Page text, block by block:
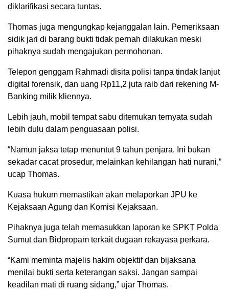
diklarifikasi secara tuntas.
Thomas juga mengungkap kejanggalan lain. Pemeriksaan
sidik jari di barang bukti tidak pernah dilakukan meski
pihaknya sudah mengajukan permohonan.
Telepon genggam Rahmadi disita polisi tanpa tindak lanjut
digital forensik, dan uang Rp11,2 juta raib dari rekening M-
Banking milik kliennya.
Lebih jauh, mobil tempat sabu ditemukan ternyata sudah
lebih dulu dalam penguasaan polisi.
“Namun jaksa tetap menuntut 9 tahun penjara. Ini bukan
sekadar cacat prosedur, melainkan kehilangan hati nurani,”
ucap Thomas.
Kuasa hukum memastikan akan melaporkan JPU ke
Kejaksaan Agung dan Komisi Kejaksaan.
Pihaknya juga telah memasukkan laporan ke SPKT Polda
Sumut dan Bidpropam terkait dugaan rekayasa perkara.
“Kami meminta majelis hakim objektif dan bijaksana
menilai bukti serta keterangan saksi. Jangan sampai
keadilan mati di ruang sidang,” ujar Thomas.